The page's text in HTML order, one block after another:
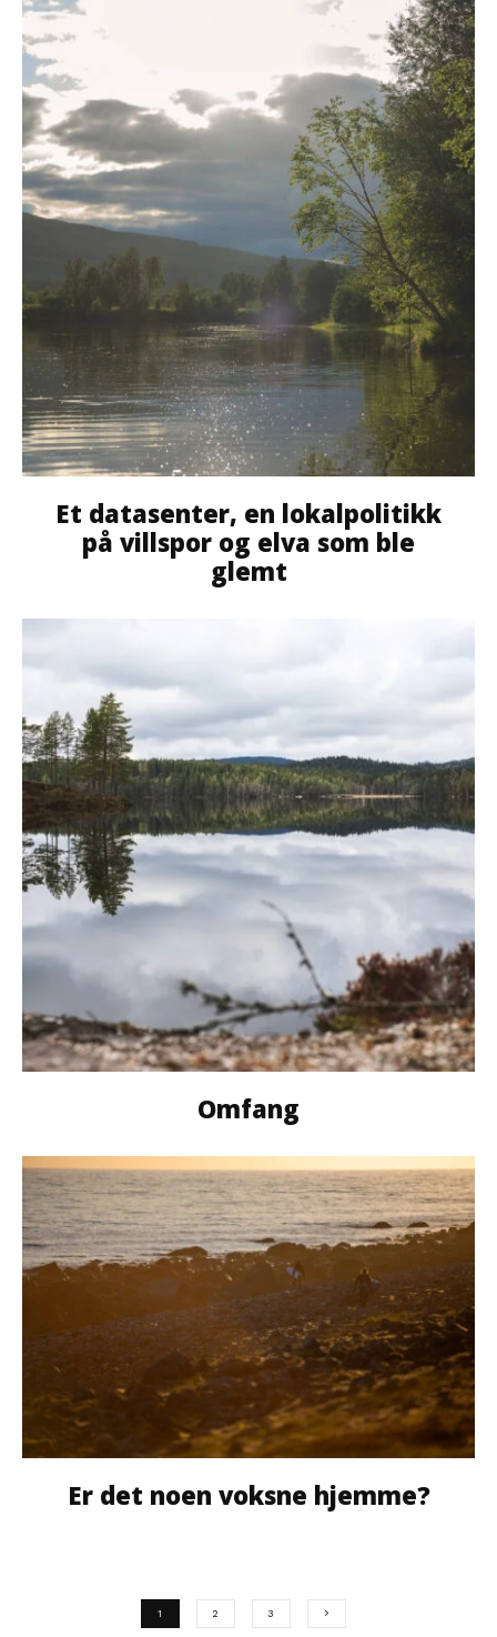
Et datasenter, en lokalpolitikk
på villspor og elva som ble
glemt
Omfang
Er det noen voksne hjemme?
1 2 3